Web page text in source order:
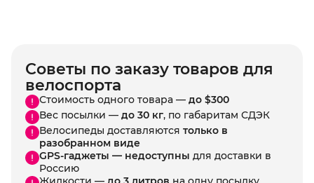
Советы по заказу товаров для
велоспорта
Стоимость одного товара — до $300
Вес посылки — до 30 кг, по габаритам СДЭК
Велосипеды доставляются только в
разобранном виде
GPS-гаджеты — недоступны для доставки в
Россию